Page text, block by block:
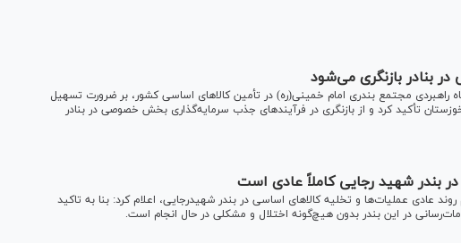
بنادر بازنگری می‌شود
راهبردی مجتمع بندری امام خمینی(ره) در تأمین کالاهای اساسی کشور، بر ضرورت تسهیل
تأکید کرد و از بازنگری در فرآیندهای جذب سرمایه‌گذاری بخش خصوصی در بنادر
بندر شهید رجایی کاملاً عادی است
روند عادی عملیات‌ها و تخلیه کالا‌های اساسی در بندر شهیدرجایی، اعلام کرد: بنا به تاکید
در این بندر بدون هیچ‌گونه اختلال و مشکلی در حال انجام است.